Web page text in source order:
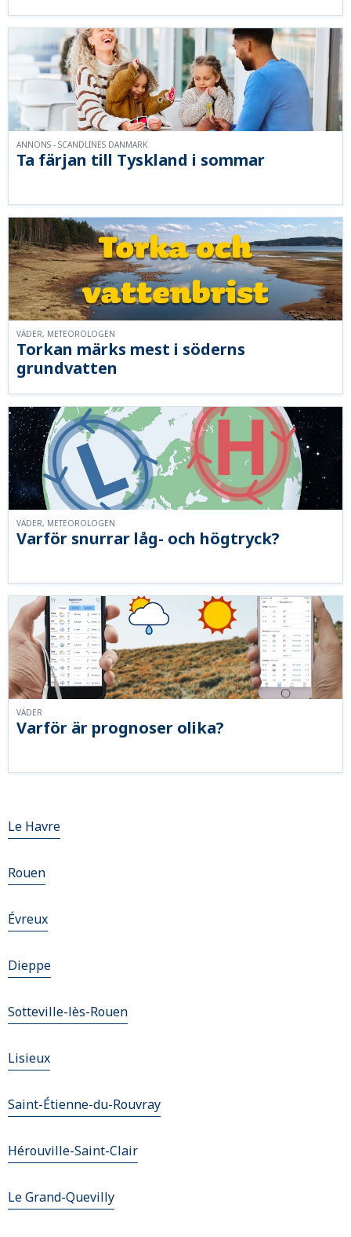
Ta färjan till Tyskland i sommar
ANNONS - SCANDLINES DANMARK
Torkan märks mest i söderns
grundvatten
VÄDER, METEOROLOGEN
Varför snurrar låg- och högtryck?
VÄDER, METEOROLOGEN
Varför är prognoser olika?
VÄDER
Le Havre
Rouen
Évreux
Dieppe
Sotteville-lès-Rouen
Lisieux
Saint-Étienne-du-Rouvray
Hérouville-Saint-Clair
Le Grand-Quevilly